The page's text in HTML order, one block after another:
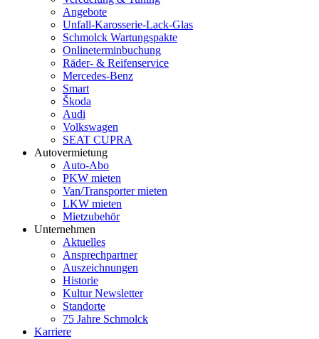
Angebote
Unfall-Karosserie-Lack-Glas
Schmolck Wartungspakte
Onlineterminbuchung
Räder- & Reifenservice
Mercedes-Benz
Smart
Škoda
Audi
Volkswagen
SEAT CUPRA
Autovermietung
Auto-Abo
PKW mieten
Van/Transporter mieten
LKW mieten
Mietzubehör
Unternehmen
Aktuelles
Ansprechpartner
Auszeichnungen
Historie
Kultur Newsletter
Standorte
75 Jahre Schmolck
Karriere